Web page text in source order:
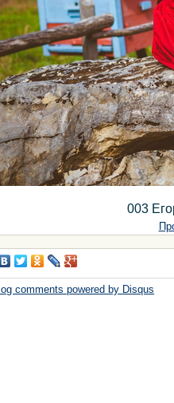
003
comments powered by Disqus